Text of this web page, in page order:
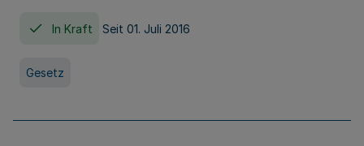
In Kraft Seit 01. Juli 2016
Gesetz